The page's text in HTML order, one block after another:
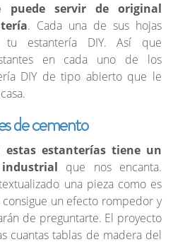
puede servir de original
. Cada una de sus hojas
estantería DIY. Así que
en cada uno de los
DIY de tipo abierto que le
de cemento
estas estanterías tiene un
que nos encanta.
una pieza como es
un efecto rompedor y
de preguntarte. El proyecto
cuantas tablas de madera del